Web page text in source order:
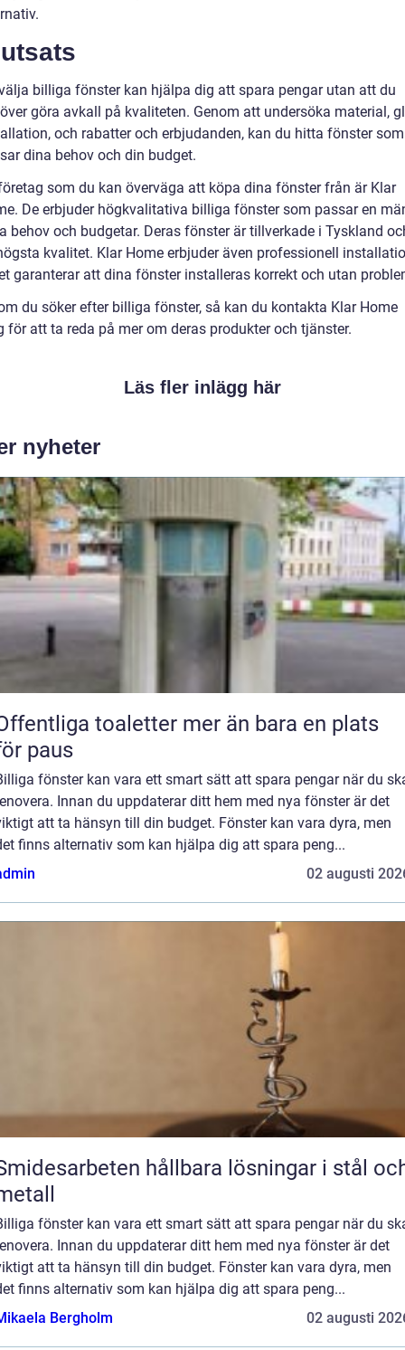
billiga fönster kan hjälpa dig att spara pengar utan att du
göra avkall på kvaliteten. Genom att undersöka material,
och rabatter och erbjudanden, kan du hitta fönster som
dina behov och din budget.
som du kan överväga att köpa dina fönster från är Klar
De erbjuder högkvalitativa billiga fönster som passar en
behov och budgetar. Deras fönster är tillverkade i Tyskland
kvalitet. Klar Home erbjuder även professionell
garanterar att dina fönster installeras korrekt och utan
du söker efter billiga fönster, så kan du kontakta Klar Home
för att ta reda på mer om deras produkter och tjänster.
Läs fler inlägg här
nyheter
toaletter mer än bara en plats
paus
fönster kan vara ett smart sätt att spara pengar när du
Innan du uppdaterar ditt hem med nya fönster är det
att ta hänsyn till din budget. Fönster kan vara dyra, men
finns alternativ som kan hjälpa dig att spara peng...
02 augusti
hållbara lösningar i stål och
fönster kan vara ett smart sätt att spara pengar när du
Innan du uppdaterar ditt hem med nya fönster är det
att ta hänsyn till din budget. Fönster kan vara dyra, men
finns alternativ som kan hjälpa dig att spara peng...
Bergholm
02 augusti